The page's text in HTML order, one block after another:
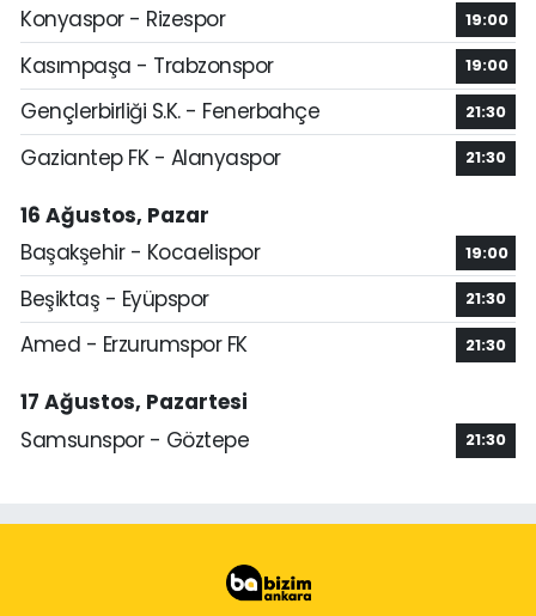
Konyaspor - Rizespor
19:00
Kasımpaşa - Trabzonspor 19:00
Gençlerbirliği S.K. - Fenerbahçe 21:30
Gaziantep FK - Alanyaspor 21:30
16 Ağustos, Pazar
Başakşehir - Kocaelispor
19:00
Beşiktaş - Eyüpspor 21:30
Amed - Erzurumspor FK 21:30
17 Ağustos, Pazartesi
Samsunspor - Göztepe
21:30